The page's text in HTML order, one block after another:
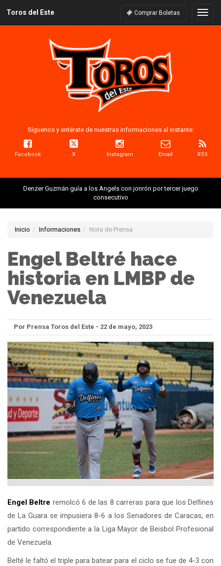
Toros del Este Comprar Boletas
Síguenos y entérate de nuestras informaciones al instante:
Facebook X Instagram Email RSS
Denzer Guzmán guía a los Angels con jonrón por tercer juego
consecutivo
Inicio Informaciones Nota de Prensa
Engel Beltré hace
historia en LMBP de
Venezuela
Por Prensa Toros del Este - 22 de mayo, 2023
Engel Beltre remolcó 6 de las 8 carreras para que los Delfines
de La Guara se impusiera 8-6 a los Senadores de Caracas, en
partido correspondiente a la Liga Mayor de Beisbol Profesional
de Venezuela.
Belté le faltó el triple para batear para el ciclo se fue de 4-3 con